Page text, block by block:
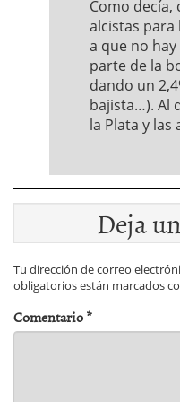
Como decía,
alcistas para
a que no
parte de la
dando un
bajista…). Al
la Plata y
Deja
Tu dirección de correo
obligatorios están marcados
Comentario*